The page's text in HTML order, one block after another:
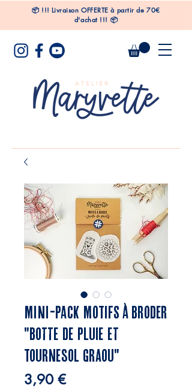
📦 !!! Livraison OFFERTE à partir de 70€
d'achat !!! 📦
MINI-PACK MOTIFS À BRODER
"Botte de pluie et
Tournesol Graou"
3,90 €Prix